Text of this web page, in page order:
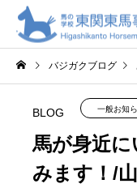
バジガクブログ
BLOG 一般お知
馬が身近に
みます！/